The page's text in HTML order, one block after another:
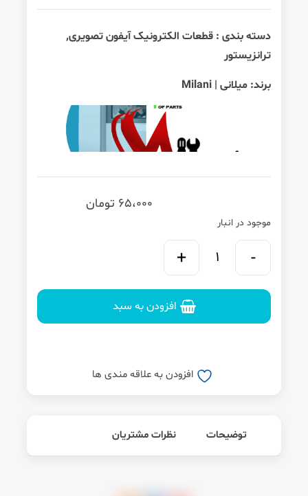
دسته بندی : قطعات الکترونیک آیفون تصویری,
ترانزیستور
برند: میلانی | Milani
65،000 تومان
موجود در انبار
افزودن به سبد
افزودن به علاقه مندی ها
توضیحات نظرات مشتریان